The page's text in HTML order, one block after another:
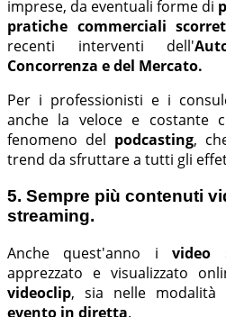
imprese, da eventuali forme di
pratiche commerciali
recenti interventi dell'
Concorrenza e del Mercato.
Per i professionisti e i
anche la veloce e costante
fenomeno del podcasting,
trend da sfruttare a tutti gli
5. Sempre più contenuti
streaming.
Anche quest'anno ivideo
apprezzato e visualizzato
videoclip, sia nelle modalità
evento in diretta.